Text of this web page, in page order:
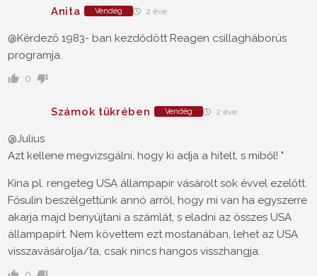
Anita Vendég 2 éve
@Kérdező 1983- ban kezdődött Reagen csillagháborús
programja.
0
Számok tükrében Vendég 2 éve
@Julius
Azt kellene megvizsgálni, hogy ki adja a hitelt, s miből! "
Kína pl. rengeteg USA állampapír vásárolt sok évvel ezelőtt.
Fősulin beszélgettünk annó arról, hogy mi van ha egyszerre
akarja majd benyújtani a számlát, s eladni az összes USA
állampapírt. Nem követtem ezt mostanában, lehet az USA
visszavásárolja/ta, csak nincs hangos visszhangja.